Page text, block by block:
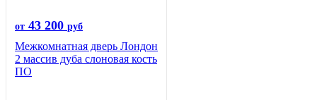
от 43 200 руб
Межкомнатная дверь Лондон
2 массив дуба слоновая кость
ПО